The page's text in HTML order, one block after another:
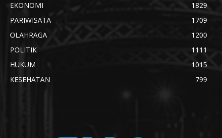
EKONOMI
1829
PARIWISATA
1709
OLAHRAGA
1200
POLITIK
1111
HUKUM
1015
KESEHATAN
799